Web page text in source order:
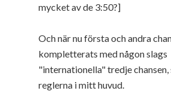
mycket av de 3:50?]
Och när nu första och andra
kompletterats med någon slags
"internationella" tredje
reglerna i mitt huvud.